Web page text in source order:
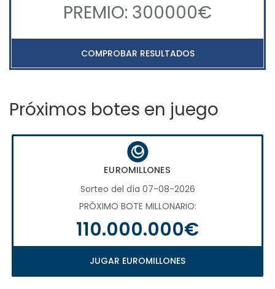
PREMIO: 300000€
COMPROBAR RESULTADOS
Próximos botes en juego
EUROMILLONES
Sorteo del día 07-08-2026
PRÓXIMO BOTE MILLONARIO:
110.000.000€
JUGAR EUROMILLONES